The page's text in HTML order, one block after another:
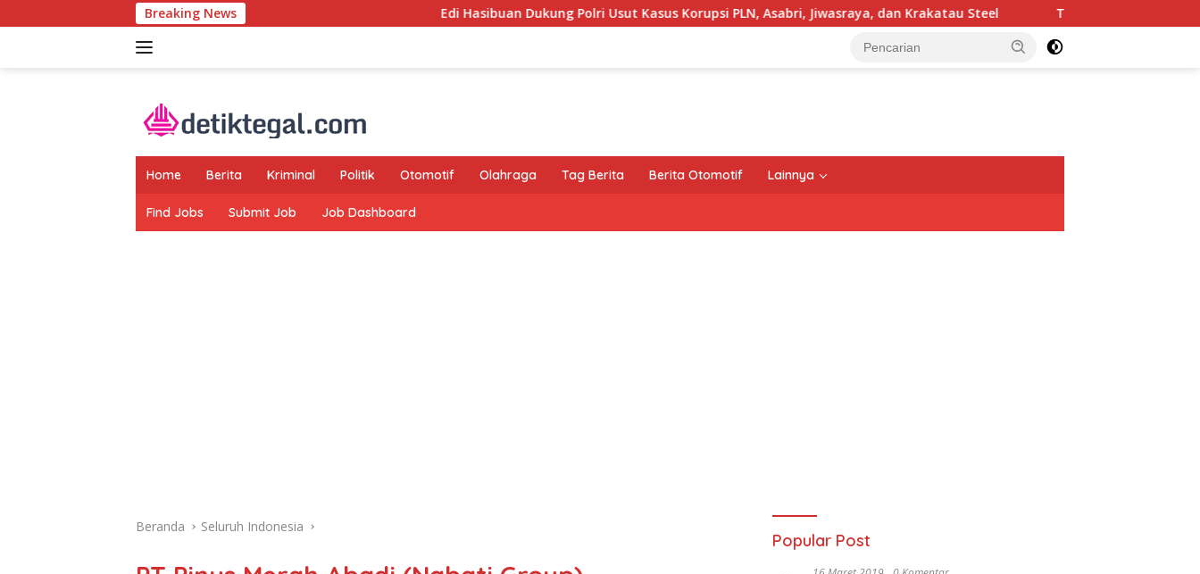
ke
Breaking News Edi Hasibuan Dukung Polri Usut Kasus Korupsi PLN, Asabri, Jiwasraya, dan Krakatau Steel TNI Tegaskan Pengamanan Rumah
Home Berita Kriminal Politik Otomotif Olahraga Tag Berita Berita Otomotif Lainnya
Find Jobs Submit Job Job Dashboard
Beranda Seluruh Indonesia
Popular Post